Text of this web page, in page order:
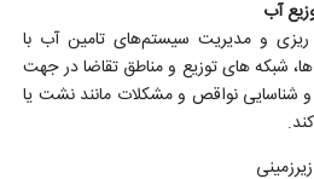
آب
و مدیریت سیستم‌های تامین آب با
شبکه های توزیع و مناطق تقاضا در جهت
شناسایی نواقص و مشکلات مانند نشت یا